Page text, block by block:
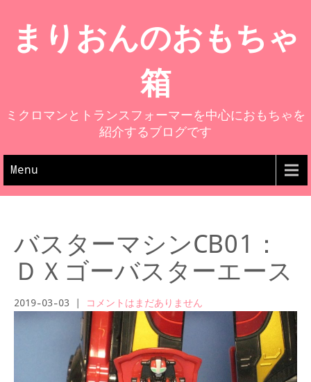
まりおんのおもちゃ
箱
ミクロマンとトランスフォーマーを中心におもちゃを
紹介するブログです
Menu
バスターマシンCB01：
ＤＸゴーバスターエース
2019-03-03 コメントはまだありません